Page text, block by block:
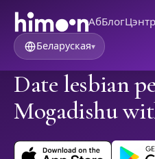
АбБлог
Беларуская▾
Date lesbian
Mogadishu